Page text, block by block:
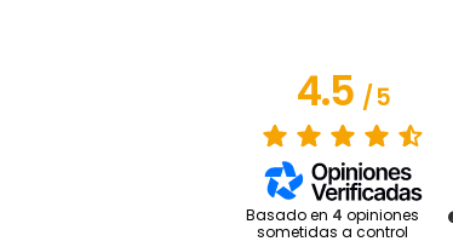
4.5/5
Basado en 4 opiniones
sometidas a control